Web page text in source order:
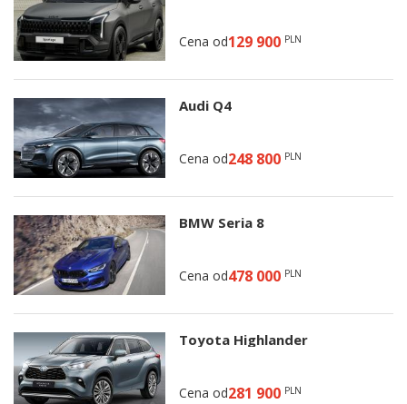
Cena od129 900 PLN
Audi Q4
Cena od248 800 PLN
BMW Seria 8
Cena od478 000 PLN
Toyota Highlander
Cena od281 900 PLN